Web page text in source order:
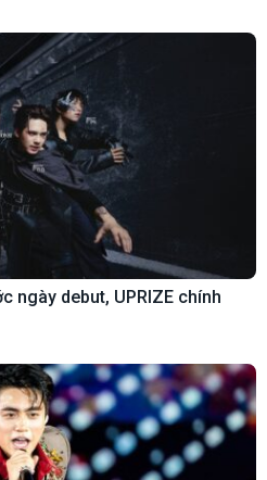
ngày debut, UPRIZE chính